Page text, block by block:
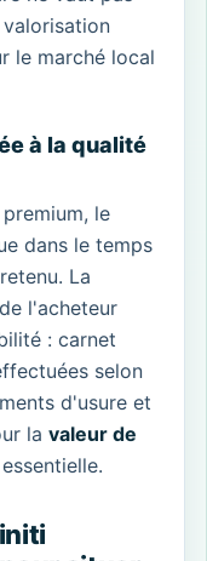
le marché local
à la qualité
le
dans le temps
La
l'acheteur
: carnet
selon
d'usure et
la valeur de